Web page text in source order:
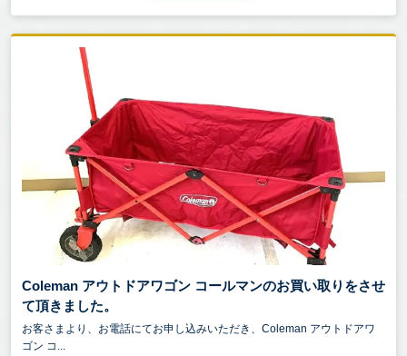
Coleman アウトドアワゴン コールマンのお買い取りをさせ
て頂きました。
お客さまより、お電話にてお申し込みいただき、Coleman アウトドアワ
ゴン コ...